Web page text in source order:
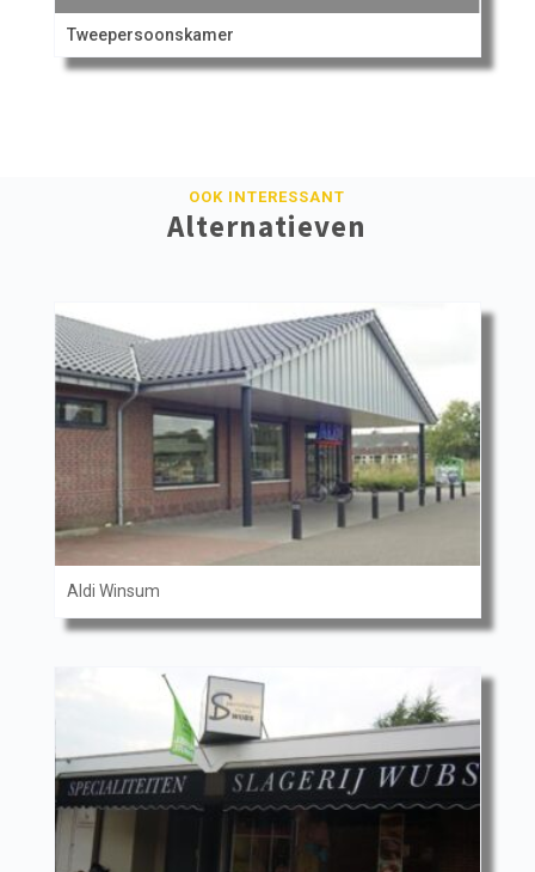
Tweepersoonskamer
OOK INTERESSANT
Alternatieven
Aldi Winsum